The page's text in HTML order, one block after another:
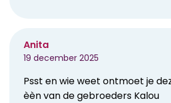
Anita
19 december 2025
Psst en wie weet ontmoet je
èèn van de gebroeders Kalou